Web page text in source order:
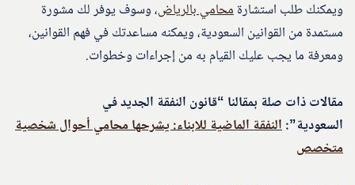
ويمكنك طلب استشارةمحامي بالرياض، وسوف يوفر لك مشورة
مستمدة من القوانين السعودية، ويمكنه مساعدتك في فهم القوانين،
ومعرفة ما يجب عليك القيام به من إجراءات وخطوات.
مقالات ذات صلة بمقالنا “قانون النفقة الجديد في
السعودية”:النفقة الماضية للابناء: يشرحها محامي أحوال شخصية
متخصص